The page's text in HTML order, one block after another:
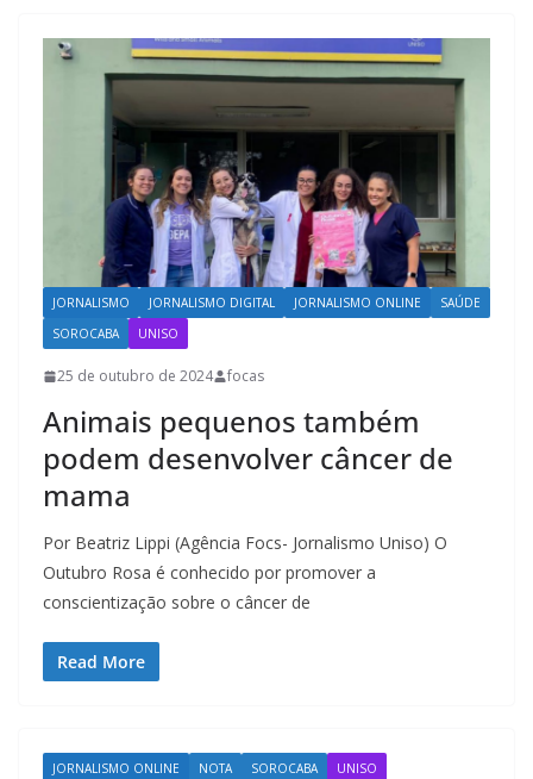
JORNALISMO JORNALISMO DIGITAL JORNALISMO ONLINE
SAÚDE
SOROCABA
UNISO
25 de outubro de 2024 focas
Animais pequenos também
podem desenvolver câncer de
mama
Por Beatriz Lippi (Agência Focs- Jornalismo Uniso) O
Outubro Rosa é conhecido por promover a
conscientização sobre o câncer de
Read More
JORNALISMO ONLINE NOTA SOROCABA UNISO